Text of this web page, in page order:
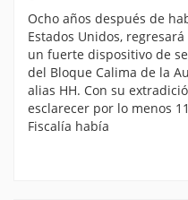
Ocho años después de
Estados Unidos,
un fuerte dispositivo de
del Bloque Calima de la
alias HH. Con su
esclarecer por lo menos
Fiscalía había